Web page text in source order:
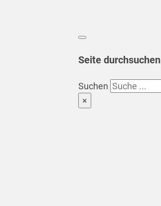
Seite durchsuchen
Suchen
×